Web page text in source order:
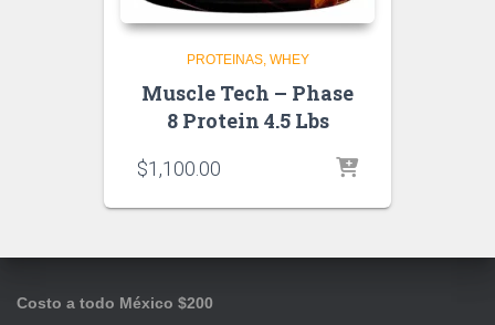
PROTEINAS WHEY
Muscle Tech – Phase
8 Protein 4.5 Lbs
$1,100.00
Costo a todo México $200